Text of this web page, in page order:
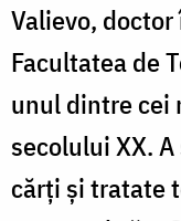
Valievo,
Facultatea de
unul dintre cei
secolului XX.
cărți și tratate